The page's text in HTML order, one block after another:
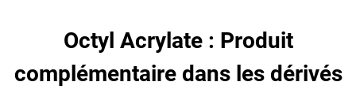
Octyl Acrylate : Produit
complémentaire dans les dérivés